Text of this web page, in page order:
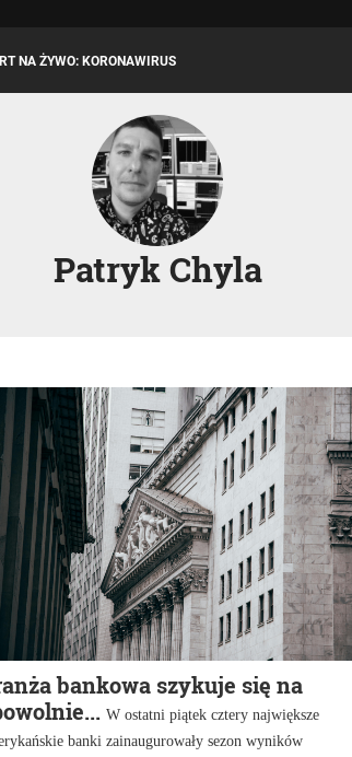
NA ŻYWO: KORONAWIRUS
Patryk Chyla
bankowa szykuje się na
W ostatni piątek cztery największe
banki zainaugurowały sezon wyników